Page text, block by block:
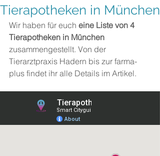
Tierapotheken in München
Wir haben für euch eine Liste von 4
Tierapotheken in München
zusammengestellt. Von der
Tierarztpraxis Hadern bis zur farma-
plus findet ihr alle Details im Artikel.